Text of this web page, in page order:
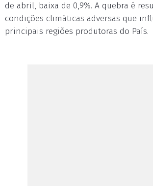
de abril, baixa de 0,9%. A quebra é
condições climáticas adversas que
principais regiões produtoras do País.